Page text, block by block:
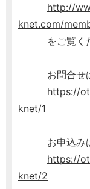
http://
knet.com/
をご覧くだ
お問合せ
https://
knet/1
お申込み
https://
knet/2